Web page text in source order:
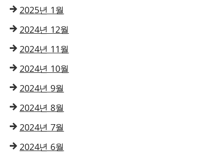
2025년 1월
2024년 12월
2024년 11월
2024년 10월
2024년 9월
2024년 8월
2024년 7월
2024년 6월